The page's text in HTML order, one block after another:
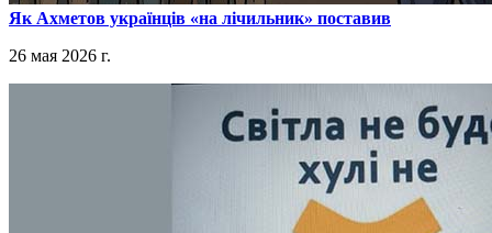
​Як Ахметов українців «на лічильник» поставив
26 мая 2026 г.